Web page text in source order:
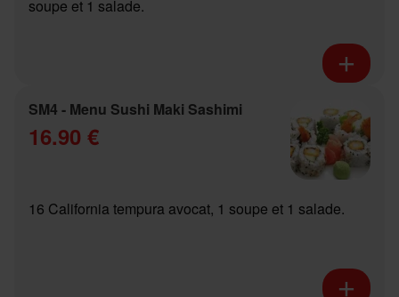
soupe et 1 salade.
SM4 - Menu Sushi Maki Sashimi
16.90 €
16 California tempura avocat, 1 soupe et 1 salade.